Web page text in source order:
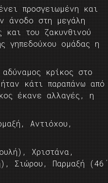
προσγειωμένη και
άνοδο στη μεγάλη
του ζακυνθινού
γηπεδούχου ομάδας η
κρίκος στο
κάτι παραπάνω από
έκανε αλλαγές, η
Αντιόχου,
Χριστάνα,
Σιώρου, Παρμαξή (46΄